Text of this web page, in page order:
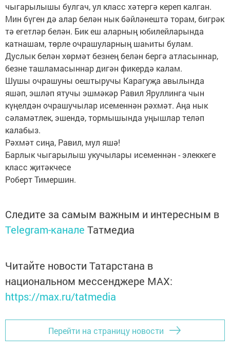
чыгарылышы булгач, ул класс хәтергә кереп калган.
Мин бүген дә алар белән нык бәйләнештә торам, бигрәк
тә егетләр белән. Бик еш аларның юбилейларында
катнашам, төрле очрашуларның шаһиты булам.
Дуслык белән хөрмәт безнең белән бергә атласыннар,
безне ташламасыннар дигән фикердә калам.
Шушы очрашуны оештыручы Карагуҗа авылында
яшәп, эшләп ятучы эшмәкәр Равил Яруллинга чын
күңелдән очрашучылар исеменнән рәхмәт. Аңа нык
сәламәтлек, эшендә, тормышында уңышлар теләп
калабыз.
Рәхмәт сиңа, Равил, мул яшә!
Барлык чыгарылыш укучылары исеменнән - элеккеге
класс җитәкчесе
Роберт Тимершин.
Следите за самым важным и интересным в
Telegram-канале Татмедиа
Читайте новости Татарстана в
национальном мессенджере MАХ:
https://max.ru/tatmedia
Перейти на страницу новости